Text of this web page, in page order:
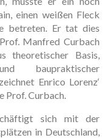
einen weißen Fleck
betreten. Er tat dies
Manfred Curbach
theoretischer Basis,
baupraktischer
Enrico Lorenz‘
Prof. Curbach.
sich mit der
in Deutschland,